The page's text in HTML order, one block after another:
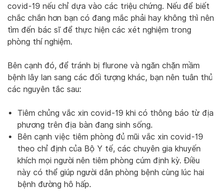
covid-19 nếu chỉ dựa vào các triệu chứng. Nếu để biết
chắc chắn hơn bạn có đang mắc phải hay không thì nên
tìm đến bác sĩ để thực hiện các xét nghiệm trong
phòng thí nghiệm.
Bên cạnh đó, để tránh bị flurone và ngăn chặn mầm
bệnh lây lan sang các đối tượng khác, bạn nên tuân thủ
các nguyên tắc sau:
Tiêm chủng vắc xin covid-19 khi có thông báo từ địa
phương trên địa bàn đang sinh sống.
Bên cạnh việc tiêm phòng đủ mũi vắc xin covid-19
theo chỉ định của Bộ Y tế, các chuyên gia khuyến
khích mọi người nên tiêm phòng cúm định kỳ. Điều
này có thể giúp người dân phòng bệnh cùng lúc hai
bệnh đường hô hấp.